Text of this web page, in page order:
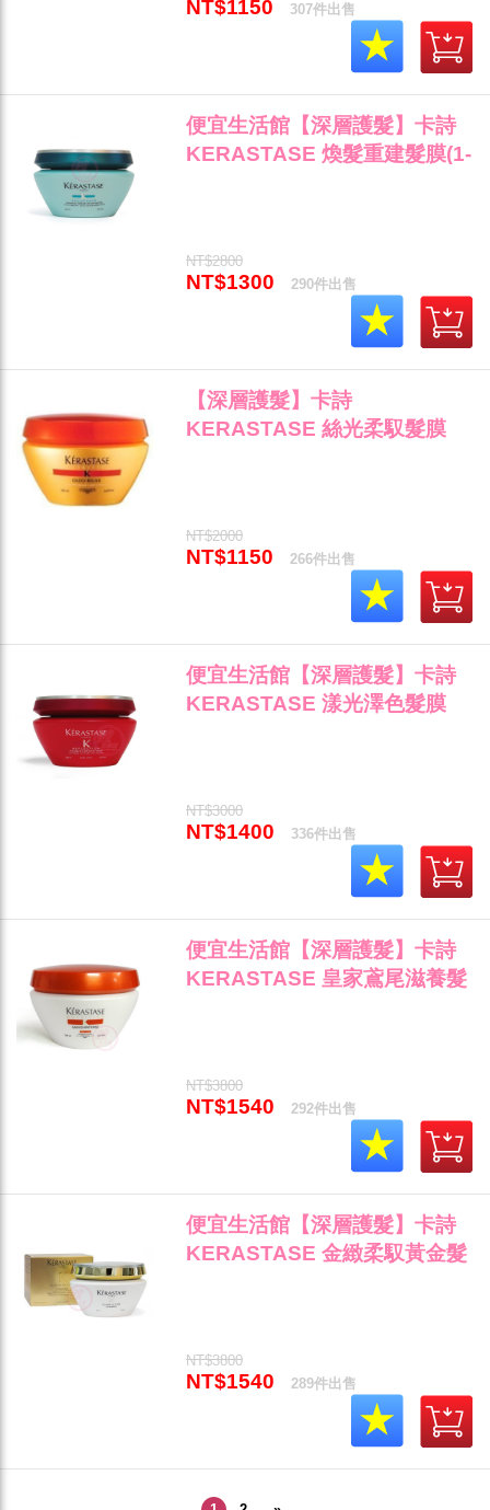
NT$1150 307件出售
便宜生活館【深層護髮】卡詩
KERASTASE 煥髮重建髮膜(1-
NT$2800
NT$1300 290件出售
【深層護髮】卡詩
KERASTASE 絲光柔馭髮膜
NT$2000
NT$1150 266件出售
便宜生活館【深層護髮】卡詩
KERASTASE 漾光澤色髮膜
NT$3000
NT$1400 336件出售
便宜生活館【深層護髮】卡詩
KERASTASE 皇家鳶尾滋養髮
NT$3800
NT$1540 292件出售
便宜生活館【深層護髮】卡詩
KERASTASE 金緻柔馭黃金髮
NT$3800
NT$1540 289件出售